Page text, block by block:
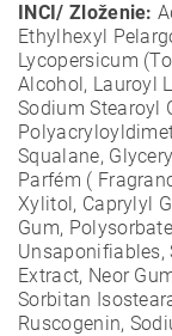
INCI/ Zloženie:
Ethylhexyl
Lycopersicum
Alcohol, Lauroyl
Sodium Stearoyl
Squalane,
Parfém (
Xylitol, Caprylyl
Gum,
Unsaponifiables,
Extract, Neor
Sorbitan
Ruscogenin,